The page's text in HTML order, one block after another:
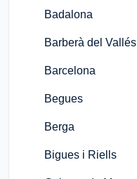
Badalona
Barberà del Vallés
Barcelona
Begues
Berga
Bigues i Riells